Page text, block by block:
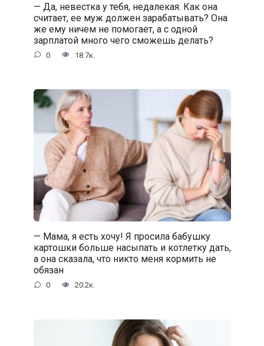
— Да, невестка у тебя, недалекая. Как она
считает, ее муж должен зарабатывать? Она
же ему ничем не помогает, а с одной
зарплатой много чего сможешь делать?
0 18.7к.
— Мама, я есть хочу! Я просила бабушку
картошки больше насыпать и котлетку дать,
а она сказала, что никто меня кормить не
обязан
0 20.2к.